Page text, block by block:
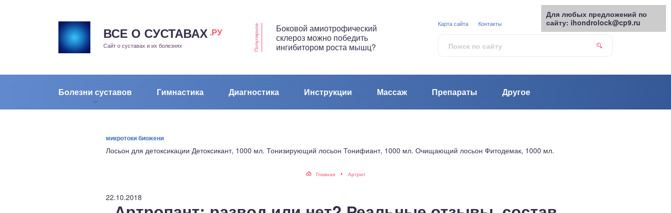
ВСЕ О СУСТАВАХ .РУ
Сайт о суставах и их болезнях Популярное
Боковой амиотрофический
склероз можно победить
ингибитором роста мышц?
Болезни суставов Гимнастика Диагностика Инструкции Массаж Препараты Другое
Карта сайта Контакты
микротоки биожени
Лосьон для детоксикации Детоксикант, 1000 мл. Тонизирующий лосьон Тонифиант, 1000 мл. Очищающий лосьон Фитодемак, 1000 мл.
Главная Артрит
22.10.2018
Для любых предложений по
сайту: ihondrolock@cp9.ru